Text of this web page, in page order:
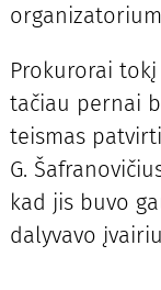
Prokurorai
tačiau pernai
teismas
G.
kad jis buvo
dalyvavo